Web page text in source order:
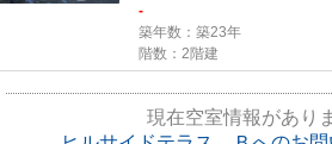
-
築年数：築23年
階数：2階建
現在空室情報があり